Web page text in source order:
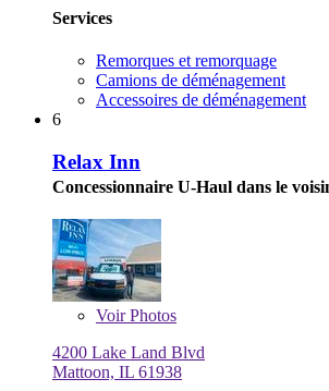
Services
Remorques et remorquage
Camions de déménagement
Accessoires de déménagement
6
Relax Inn
Concessionnaire U-Haul dans le
VoirPhotos
4200 Lake Land Blvd
Mattoon, IL 61938